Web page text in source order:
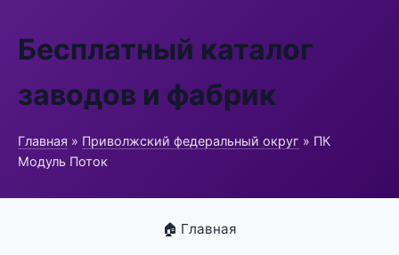
Бесплатный каталог
заводов и фабрик
Главная » Приволжский федеральный округ » ПК
Модуль Поток
🏠 Главная